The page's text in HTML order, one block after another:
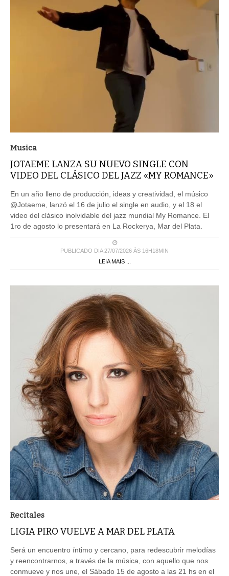
Musica
JOTAEME LANZA SU NUEVO SINGLE CON
VIDEO DEL CLÁSICO DEL JAZZ «MY ROMANCE»
En un año lleno de producción, ideas y creatividad, el músico
@Jotaeme, lanzó el 16 de julio el single en audio, y el 18 el
video del clásico inolvidable del jazz mundial My Romance. El
1ro de agosto lo presentará en La Rockerya, Mar del Plata.
PUBLICADO DIA 27/07/2026 ÀS 16H18MIN
LEIA MAIS ...
Recitales
LIGIA PIRO VUELVE A MAR DEL PLATA
Será un encuentro íntimo y cercano, para redescubrir melodías
y reencontrarnos, a través de la música, con aquello que nos
conmueve y nos une, el Sábado 15 de agosto a las 21 hs en el